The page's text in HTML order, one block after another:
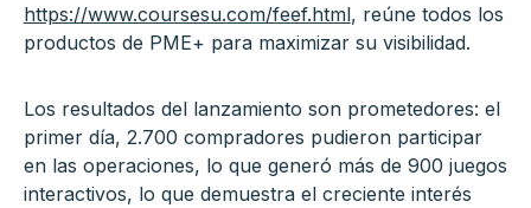
https://www.coursesu.com/feef.html, reúne todos los
productos de PME+ para maximizar su visibilidad.
Los resultados del lanzamiento son prometedores: el
primer día, 2.700 compradores pudieron participar
en las operaciones, lo que generó más de 900 juegos
interactivos, lo que demuestra el creciente interés